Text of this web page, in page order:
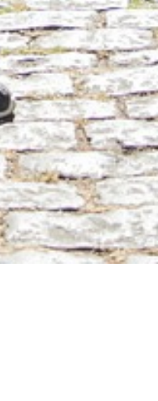
D) IM EINZELHANDEL